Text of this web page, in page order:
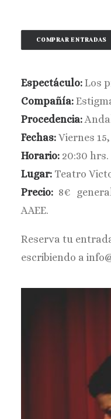
COMPRAR ENTRADAS
Espectáculo: Los
Compañía:
Procedencia:
Fechas: Viernes
Horario: 20:30 hrs.
Lugar: Teatro
Precio: 8€
AAEE.
Reserva tu
escribiendo a